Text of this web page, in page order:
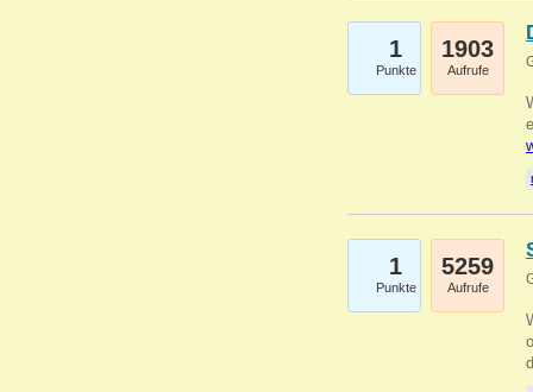
1
Punkte
1903
Aufrufe
1
Punkte
5259
Aufrufe